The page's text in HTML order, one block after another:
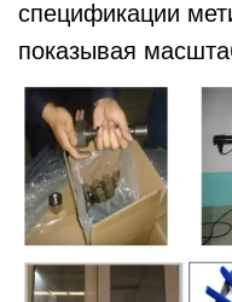
спецификации
показывая